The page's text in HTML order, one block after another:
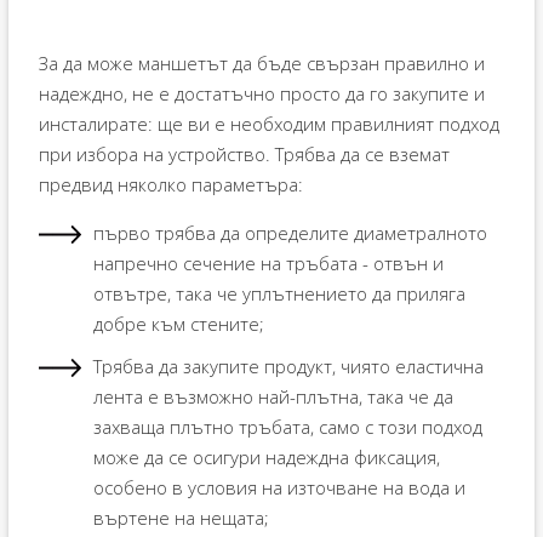
За да може маншетът да бъде свързан правилно и
надеждно, не е достатъчно просто да го закупите и
инсталирате: ще ви е необходим правилният подход
при избора на устройство. Трябва да се вземат
предвид няколко параметъра:
първо трябва да определите диаметралното
напречно сечение на тръбата - отвън и
отвътре, така че уплътнението да приляга
добре към стените;
Трябва да закупите продукт, чиято еластична
лента е възможно най-плътна, така че да
захваща плътно тръбата, само с този подход
може да се осигури надеждна фиксация,
особено в условия на източване на вода и
въртене на нещата;